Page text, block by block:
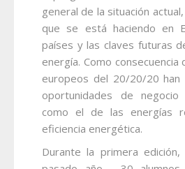
general de la situación
que se está haciendo en
países y las claves futuras
energía. Como
europeos del 20/20/20 han
oportunidades de
como el de las energías
eficiencia energética.
Durante la primera edición,